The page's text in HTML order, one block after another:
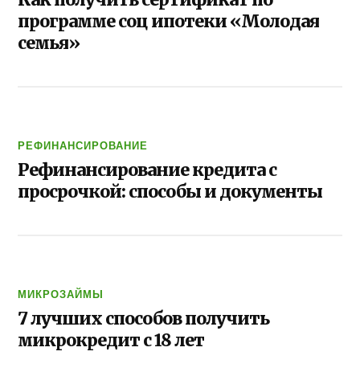
программе соц ипотеки «Молодая
семья»
РЕФИНАНСИРОВАНИЕ
Рефинансирование кредита с
просрочкой: способы и документы
МИКРОЗАЙМЫ
7 лучших способов получить
микрокредит с 18 лет